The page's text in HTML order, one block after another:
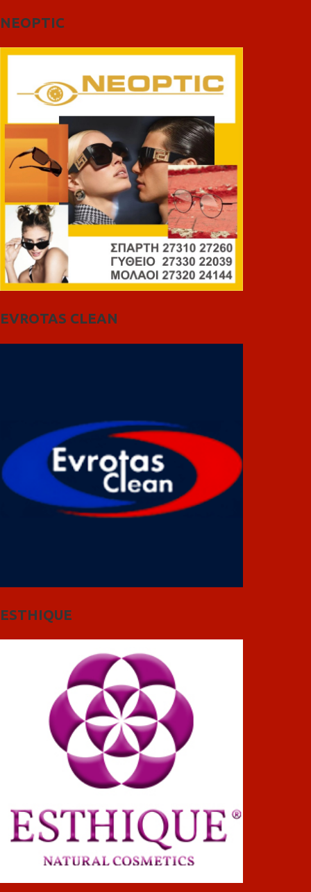
NEOPTIC
EVROTAS CLEAN
ESTHIQUE